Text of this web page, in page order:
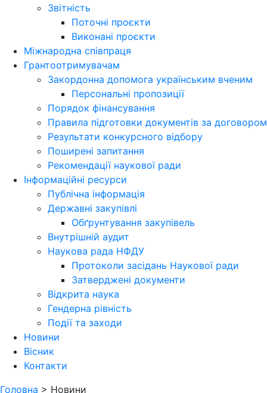
Звітність
Поточні проєкти
Виконані проєкти
Міжнародна співпраця
Грантоотримувачам
Закордонна допомога українським вченим
Персональні пропозиції
Порядок фінансування
Правила підготовки документів за договором
Результати конкурсного відбору
Поширені запитання
Рекомендації наукової ради
Інформаційні ресурси
Публічна інформація
Державні закупівлі
Обґрунтування закупівель
Внутрішній аудит
Наукова рада НФДУ
Протоколи засідань Наукової ради
Затверджені документи
Відкрита наука
Гендерна рівність
Події та заходи
Новини
Вісник
Контакти
Головна > Новини